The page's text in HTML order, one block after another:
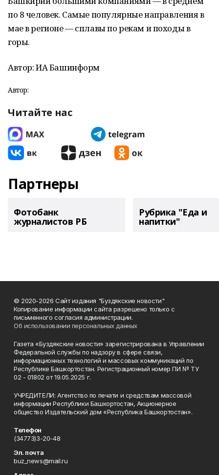
по 8 человек. Самые популярные направления в
мае в регионе — сплавы по рекам и походы в
горы.
Автор: ИА Башинформ
Автор:
Читайте нас
Партнеры
Фотобанк
журналистов РБ
Рубрика "Еда и
напитки"
© 2020-2026 Сайт издания "Буздякские новости"
Копирование информации сайта разрешено только с
письменного согласия администрации.
Об использовании персональных данных
Газета «Буздякские новости» зарегистрирована в Управлении
Федеральной службы по надзору в сфере связи,
информационных технологий и массовых коммуникаций по
Республике Башкортостан. Регистрационный номер ПИ № ТУ
02 - 01802 от 19.05.2025 г.
УЧРЕДИТЕЛИ: Агентство по печати и средствам массовой
информации Республики Башкортостан, Акционерное
общество Издательский дом «Республика Башкортостан».
Телефон
(34773)3-20-48
Эл. почта
buz_news@mail.ru